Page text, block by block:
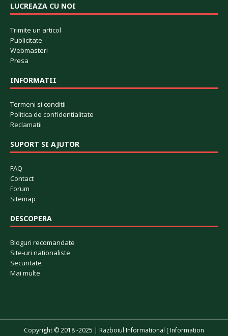
LUCREAZA CU NOI
Trimite un articol
Publicitate
Webmasteri
Presa
INFORMATII
Termeni si conditii
Politica de confidentialitate
Reclamatii
SUPORT SI AJUTOR
FAQ
Contact
Forum
Sitemap
DESCOPERA
Bloguri recomandate
Site-uri nationaliste
Securitate
Mai multe
Copyright © 2018 -2025 | Razboiul Informational [ Information